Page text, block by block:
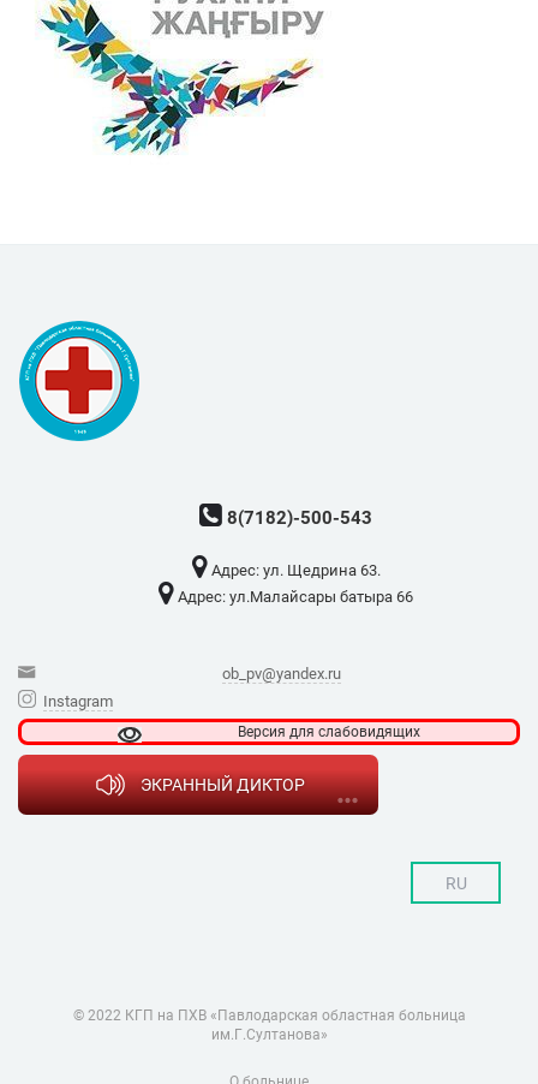
8(7182)-500-543
Адрес: ​ул. Щедрина 63.
Адрес: ​ул.Малайсары батыра 66
ob_pv@yandex.ru
Instagram
Версия для слабовидящих
ЭКРАННЫЙ ДИКТОР
RU
© 2022 КГП на ПХВ «Павлодарская областная больница
им.Г.Султанова»